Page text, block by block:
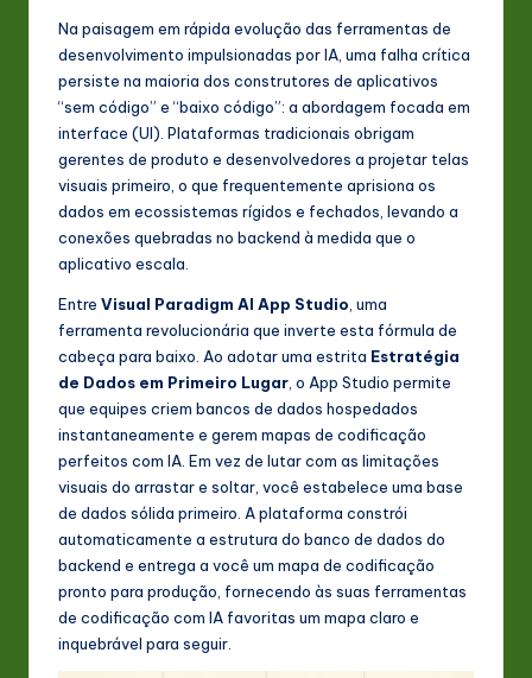
e
in
A
&
o
ft
w
In
Na paisagem em rápida evolução das ferramentas de
desenvolvimento impulsionadas por IA, uma falha crítica
persiste na maioria dos construtores de aplicativos
“sem código” e “baixo código”: a abordagem focada em
interface (UI). Plataformas tradicionais obrigam
gerentes de produto e desenvolvedores a projetar telas
visuais primeiro, o que frequentemente aprisiona os
dados em ecossistemas rígidos e fechados, levando a
conexões quebradas no backend à medida que o
aplicativo escala.
Entre Visual Paradigm AI App Studio , uma
ferramenta revolucionária que inverte esta fórmula de
cabeça para baixo. Ao adotar uma estrita Estratégia
de Dados em Primeiro Lugar , o App Studio permite
que equipes criem bancos de dados hospedados
instantaneamente e gerem mapas de codificação
perfeitos com IA. Em vez de lutar com as limitações
visuais do arrastar e soltar, você estabelece uma base
de dados sólida primeiro. A plataforma constrói
automaticamente a estrutura do banco de dados do
backend e entrega a você um mapa de codificação
pronto para produção, fornecendo às suas ferramentas
de codificação com IA favoritas um mapa claro e
inquebrável para seguir.